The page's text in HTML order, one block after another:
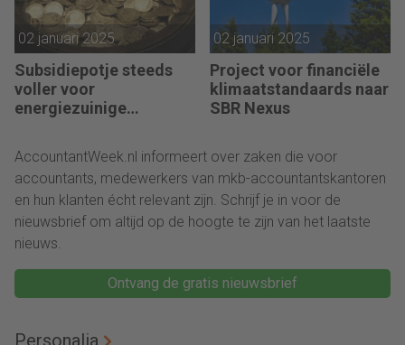
02 januari 2025
Subsidiepotje steeds
voller voor
energiezuinige
02 januari 2025
Project voor financiële
klimaatstandaards naar
SBR Nexus
AccountantWeek.nl informeert over zaken die voor
accountants, medewerkers van mkb-accountantskantoren
en hun klanten écht relevant zijn. Schrijf je in voor de
nieuwsbrief om altijd op de hoogte te zijn van het laatste
nieuws.
Ontvang de gratis nieuwsbrief